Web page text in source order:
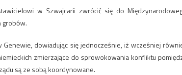
w Szwajcarii zwrócić się do
grobów.
dowiadując się jednocześnie, iż wcześniej
zmierzające do sprowokowania konfliktu
są ze sobą koordynowane.